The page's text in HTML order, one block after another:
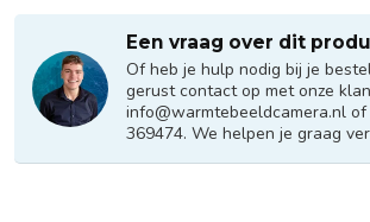
Een vraag over dit
Of heb je hulp nodig bij je
gerust contact op met onze
info@warmtebeeldcamera.nl of
369474. We helpen je graag